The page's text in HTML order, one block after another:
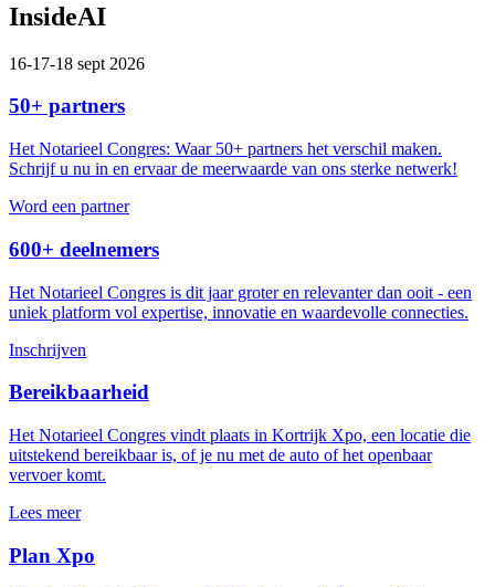
InsideAI
16-17-18 sept 2026
50+ partners
Het Notarieel Congres: Waar 50+ partners het verschil maken.
Schrijf u nu in en ervaar de meerwaarde van ons sterke netwerk!
Word een partner
600+ deelnemers
Het Notarieel Congres is dit jaar groter en relevanter dan ooit - een
uniek platform vol expertise, innovatie en waardevolle connecties.
Inschrijven
Bereikbaarheid
Het Notarieel Congres vindt plaats in Kortrijk Xpo, een locatie die
uitstekend bereikbaar is, of je nu met de auto of het openbaar
vervoer komt.
Lees meer
Plan Xpo